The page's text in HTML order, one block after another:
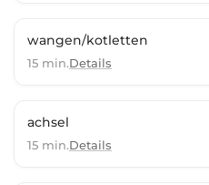
wangen/kotletten
15 min.Details
achsel
15 min.Details